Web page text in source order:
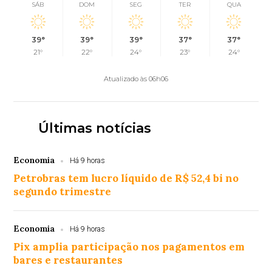
SÁB
39°
21°
DOM
39°
22°
SEG
39°
24°
TER
37°
23°
QUA
37°
24°
Atualizado às 06h06
Últimas notícias
Economia Há 9 horas
Petrobras tem lucro líquido de R$ 52,4 bi no
segundo trimestre
Economia Há 9 horas
Pix amplia participação nos pagamentos em
bares e restaurantes